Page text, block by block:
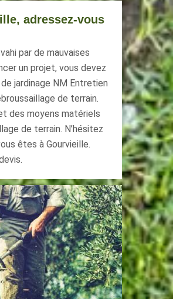
adressez-vous
par de mauvaises
un projet, vous devez
jardinage NM Entretien
de terrain.
des moyens matériels
de terrain. N’hésitez
êtes à Gourvieille.